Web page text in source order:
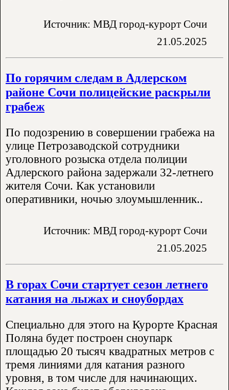
Источник: МВД город-курорт Сочи
21.05.2025
По горячим следам в Адлерском
районе Сочи полицейские раскрыли
грабеж
По подозрению в совершении грабежа на
улице Петрозаводской сотрудники
уголовного розыска отдела полиции
Адлерского района задержали 32-летнего
жителя Сочи. Как установили
оперативники, ночью злоумышленник..
Источник: МВД город-курорт Сочи
21.05.2025
В горах Сочи стартует сезон летнего
катания на лыжах и сноубордах
Специально для этого на Курорте Красная
Поляна будет построен сноупарк
площадью 20 тысяч квадратных метров с
тремя линиями для катания разного
уровня, в том числе для начинающих.